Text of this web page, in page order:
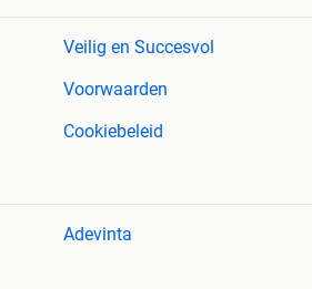
Veilig en Succesvol
Voorwaarden
Cookiebeleid
Adevinta